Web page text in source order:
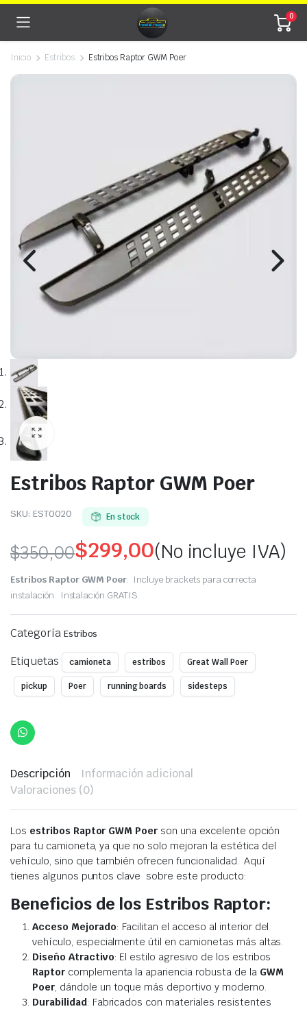
0
Inicio Estribos Estribos Raptor GWM Poer
Estribos Raptor GWM Poer
SKU: EST0020 En stock
$350,00
Original
price
was:
$350,00.
$299,00
Current
price
is:
$299,00.
(No incluye IVA)
Estribos Raptor GWM Poer. Incluye brackets para correcta
instalación. Instalación GRATIS.
Categoría Estribos
Etiquetas camioneta estribos Great Wall Poer
pickup Poer running boards sidesteps
Descripción
Información adicional
Valoraciones (0)
Los estribos Raptor GWM Poer son una excelente opción
para tu camioneta, ya que no solo mejoran la estética del
vehículo, sino que también ofrecen funcionalidad. Aquí
tienes algunos puntos clave sobre este producto:
Beneficios de los Estribos Raptor:
Acceso Mejorado: Facilitan el acceso al interior del
vehículo, especialmente útil en camionetas más altas.
Diseño Atractivo: El estilo agresivo de los estribos
Raptorcomplementa la apariencia robusta de la GWM
Poer, dándole un toque más deportivo y moderno.
Durabilidad: Fabricados con materiales resistentes